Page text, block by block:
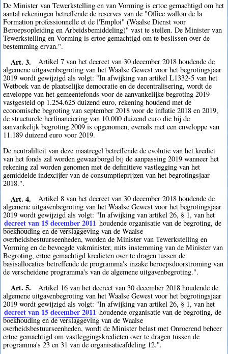
De Minister van Tewerkstelling en van Vorming is ertoe gemachtigd om het
aantal rekeningen betreffende de reserves van de "Office wallon de la
Formation professionnelle et de l'Emploi" (Waalse Dienst voor
Beroepsopleiding en Arbeidsbemiddeling)" vast te stellen. De Minister van
Tewerkstelling en Vorming is ertoe gemachtigd om te beslissen over de
bestemming ervan.".
Art. 3.
Artikel 7 van het decreet van 30 december 2018 houdende de
algemene uitgavenbegroting van het Waalse Gewest voor het begrotingsjaar
2019 wordt gewijzigd als volgt: "In afwijking van artikel L1332-5 van het
Wetboek van de plaatselijke democratie en de decentralisering, wordt de
enveloppe van het gemeentefonds voor de aanvankelijke begroting 2019
vastgesteld op 1.254.625 duizend euro, rekening houdend met de
economische begroting van september 2018 voor de inflatie 2018 en 2019,
de structurele herfinanciering van 10.000 duizend euro die bij de
aanvankelijk begroting 2009 is opgenomen, evenals met een enveloppe van
11.189 duizend euro voor 2019.
De neutralilteit van deze maatregel betreffende de evolutie van het krediet
van het fonds zal worden gewaarborgd bij de aanpassing 2019 wanneer het
rekening zal worden genomen met de definitieve vastlegging van het
gemiddelde indexcijfer van de consumptieprijzen van het begrotingsjaar
2018.".
Art. 4.
Artikel 8 van het decreet van 30 december 2018 houdende de
algemene uitgavenbegroting van het Waalse Gewest voor het begrotingsjaar
2019 wordt gewijzigd als volgt: "In afwijking van artikel 26, § 1, van het
decreet van 15 december 2011 houdende organisatie van de begroting, de
boekhouding en de verslaggeving van de Waalse
overheidsbestuurseenheden, worden de Minister van Tewerkstelling en
Vorming en de bevoegde vakminister, mits instemming van de Minister van
Begroting, ertoe gemachtigd kredieten over te dragen tussen de
basisallocaties betreffende de programma's inzake beroepsdoorstroming van
de verscheidene programma's van de algemene uitgavenbegroting.".
Art. 5.
Artikel 16 van het decreet van 30 december 2018 houdende de
algemene uitgavenbegroting van het Waalse Gewest voor het begrotingsjaar
2019 wordt gewijzigd als volgt: "In afwijking van artikel 26, § 1, van het
decreet van 15 december 2011 houdende organisatie van de begroting, de
boekhouding en de verslaggeving van de Waalse
overheidsbestuurseenheden, wordt de Minister belast met Onroerend beheer
ertoe gemachtigd om vastleggingskredieten over te dragen tussen de
programma's 23 en 31 van de organisatieafdeling 12.".